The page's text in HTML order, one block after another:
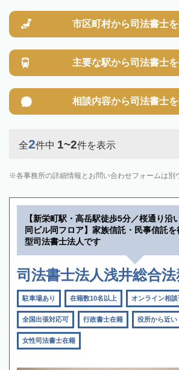
市区町村から司法書士
主要な駅から司法書士
相談内容から司法書士
全2件中 1~2件を表示
各事務所の詳細情報とお問い合わせフォームは別
【新栄町駅・高岳駅徒歩5分／桜通り沿
同ビル同フロア】家族信託・民事信託
型司法書士法人です
司法書士法人浅井総合
駐車場あり 在籍数10名以上 オンライン相談
全国出張対応可 行政書士在籍 役所から近い
女性司法書士在籍